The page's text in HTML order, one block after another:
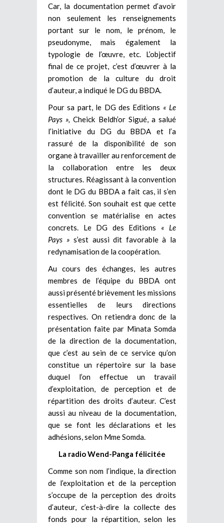
Car, la documentation permet d’avoir
non seulement les renseignements
portant sur le nom, le prénom, le
pseudonyme, mais également la
typologie de l’œuvre, etc. L’objectif
final de ce projet, c’est d’œuvrer à la
promotion de la culture du droit
d’auteur, a indiqué le DG du BBDA.
Pour sa part, le DG des Editions « Le
Pays », Cheick Beldh’or Sigué, a salué
l’initiative du DG du BBDA et l’a
rassuré de la disponibilité de son
organe à travailler au renforcement de
la collaboration entre les deux
structures. Réagissant à la convention
dont le DG du BBDA a fait cas, il s’en
est félicité. Son souhait est que cette
convention se matérialise en actes
concrets. Le DG des Editions « Le
Pays » s’est aussi dit favorable à la
redynamisation de la coopération.
Au cours des échanges, les autres
membres de l’équipe du BBDA ont
aussi présenté brièvement les missions
essentielles de leurs directions
respectives. On retiendra donc de la
présentation faite par Minata Somda
de la direction de la documentation,
que c’est au sein de ce service qu’on
constitue un répertoire sur la base
duquel l’on effectue un travail
d’exploitation, de perception et de
répartition des droits d’auteur. C’est
aussi au niveau de la documentation,
que se font les déclarations et les
adhésions, selon Mme Somda.
La radio Wend-Panga félicitée
Comme son nom l’indique, la direction
de l’exploitation et de la perception
s’occupe de la perception des droits
d’auteur, c’est-à-dire la collecte des
fonds pour la répartition, selon les